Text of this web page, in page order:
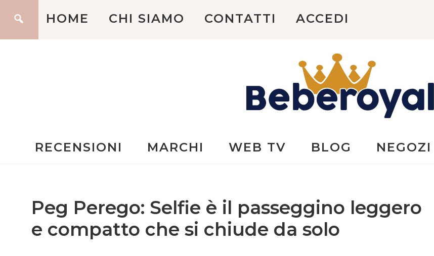
HOME CHI SIAMO CONTATTI ACCEDI
Beberoyal
RECENSIONI MARCHI WEB TV BLOG NEGOZI
Peg Perego: Selfie è il passeggino leggero
e compatto che si chiude da solo